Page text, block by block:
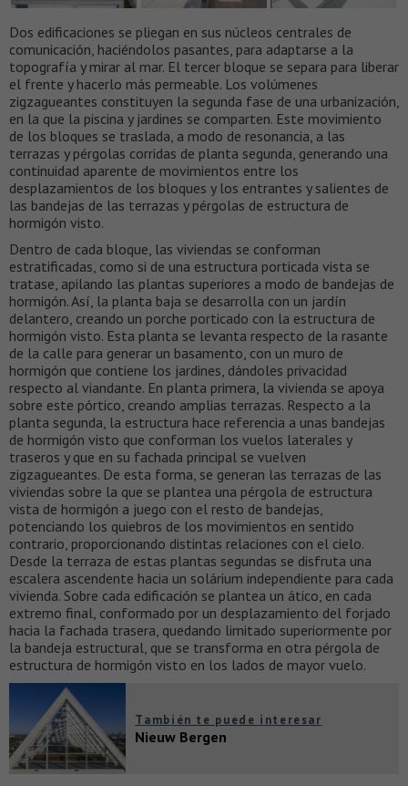
Dos edificaciones se pliegan en sus núcleos centrales de
comunicación, haciéndolos pasantes, para adaptarse a la
topografía y mirar al mar. El tercer bloque se separa para liberar
el frente y hacerlo más permeable. Los volúmenes
zigzagueantes constituyen la segunda fase de una urbanización,
en la que la piscina y jardines se comparten. Este movimiento
de los bloques se traslada, a modo de resonancia, a las
terrazas y pérgolas corridas de planta segunda, generando una
continuidad aparente de movimientos entre los
desplazamientos de los bloques y los entrantes y salientes de
las bandejas de las terrazas y pérgolas de estructura de
hormigón visto.
Dentro de cada bloque, las viviendas se conforman
estratificadas, como si de una estructura porticada vista se
tratase, apilando las plantas superiores a modo de bandejas de
hormigón. Así, la planta baja se desarrolla con un jardín
delantero, creando un porche porticado con la estructura de
hormigón visto. Esta planta se levanta respecto de la rasante
de la calle para generar un basamento, con un muro de
hormigón que contiene los jardines, dándoles privacidad
respecto al viandante. En planta primera, la vivienda se apoya
sobre este pórtico, creando amplias terrazas. Respecto a la
planta segunda, la estructura hace referencia a unas bandejas
de hormigón visto que conforman los vuelos laterales y
traseros y que en su fachada principal se vuelven
zigzagueantes. De esta forma, se generan las terrazas de las
viviendas sobre la que se plantea una pérgola de estructura
vista de hormigón a juego con el resto de bandejas,
potenciando los quiebros de los movimientos en sentido
contrario, proporcionando distintas relaciones con el cielo.
Desde la terraza de estas plantas segundas se disfruta una
escalera ascendente hacia un solárium independiente para cada
vivienda. Sobre cada edificación se plantea un ático, en cada
extremo final, conformado por un desplazamiento del forjado
hacia la fachada trasera, quedando limitado superiormente por
la bandeja estructural, que se transforma en otra pérgola de
estructura de hormigón visto en los lados de mayor vuelo.
También te puede interesar
Nieuw Bergen